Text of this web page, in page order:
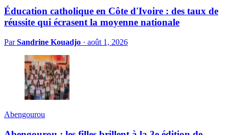
Éducation catholique en Côte d'Ivoire : des taux de
réussite qui écrasent la moyenne nationale
ParSandrine Kouadjo · août 1, 2026
Abengourou